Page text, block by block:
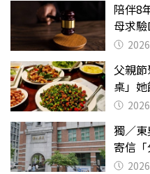
陪伴8
母求
父親
桌」
笑話
獨／
寄信
關